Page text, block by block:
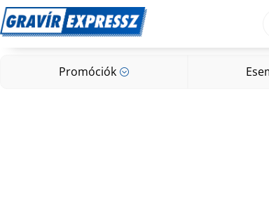
Promóciók ;
Promóciók;